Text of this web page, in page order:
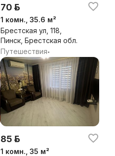
70 р.
1 комн., 35.6 м²
Брестская ул, 118,
Пинск, Брестская обл.
Путешествия•
85 р.
1 комн., 35 м²